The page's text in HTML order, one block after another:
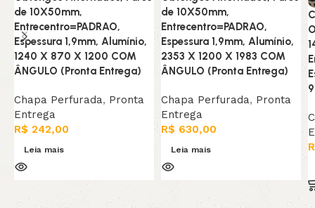
de 10X50mm,
Entrecentro=PADRAO,
Espessura 1,9mm, Alumínio,
1240 X 870 X 1200 COM
ÂNGULO (Pronta Entrega)
Chapa Perfurada, Pronta
Entrega
R$ 242,00
Leia mais
de 10X50mm,
Entrecentro=PADRAO,
Espessura 1,9mm, Alumínio,
2353 X 1200 X 1983 COM
ÂNGULO (Pronta Entrega)
Chapa Perfurada, Pronta
Entrega
R$ 630,00
Leia mais